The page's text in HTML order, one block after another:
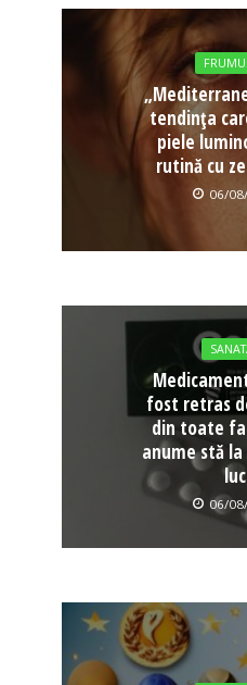
tendința
piele
rutină cu
06/
fost retras
din toate
anume stă
06/